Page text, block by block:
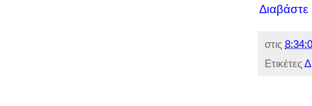
στις
Ετικέτες